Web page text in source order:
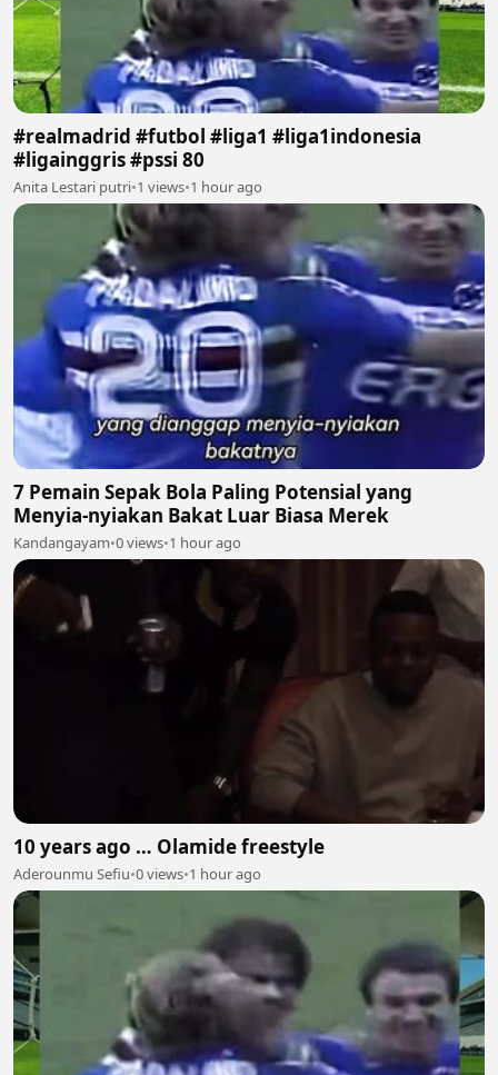
#realmadrid #futbol #liga1 #liga1indonesia
#ligainggris #pssi 80
Anita Lestari putri•1 views•1 hour ago
7 Pemain Sepak Bola Paling Potensial yang
Menyia-nyiakan Bakat Luar Biasa Merek
Kandangayam•0 views•1 hour ago
10 years ago … Olamide freestyle
Aderounmu Sefiu•0 views•1 hour ago